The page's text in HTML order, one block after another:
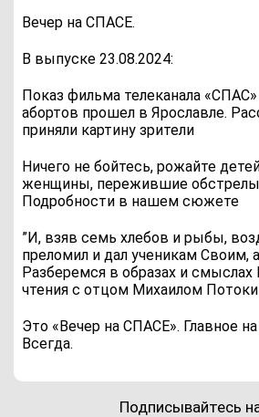
Вечер на СПАСЕ.
В выпуске 23.08.2024:
Показ фильма телеканала
абортов прошел в Ярославле.
приняли картину зрители
Ничего не бойтесь, рожайте
женщины, пережившие обстрелы
Подробности в нашем сюжете
”И, взяв семь хлебов и рыбы,
преломил и дал ученикам Своим,
Разберемся в образах и смыслах
чтения с отцом Михаилом
Это «Вечер на СПАСЕ». Главное
Всегда.
Подписывайтесь